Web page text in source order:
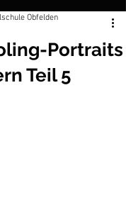
Portraits
Teil 5
Obfelden